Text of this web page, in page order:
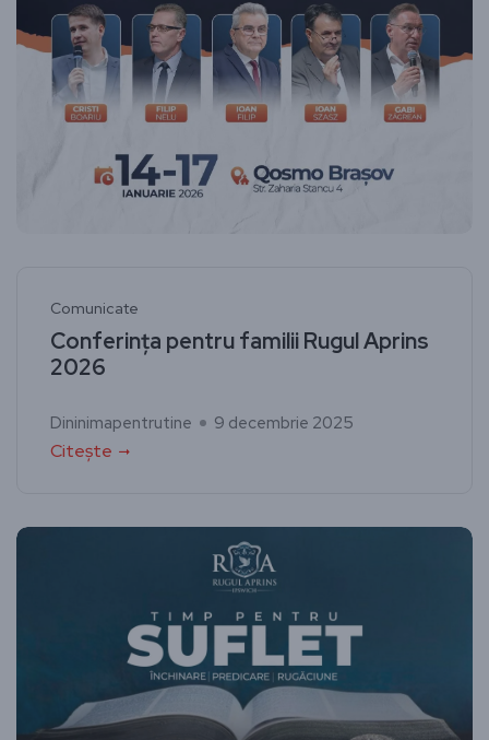
Comunicate
Conferința pentru familii Rugul Aprins
2026
Dininimapentrutine 9 decembrie 2025
Citește